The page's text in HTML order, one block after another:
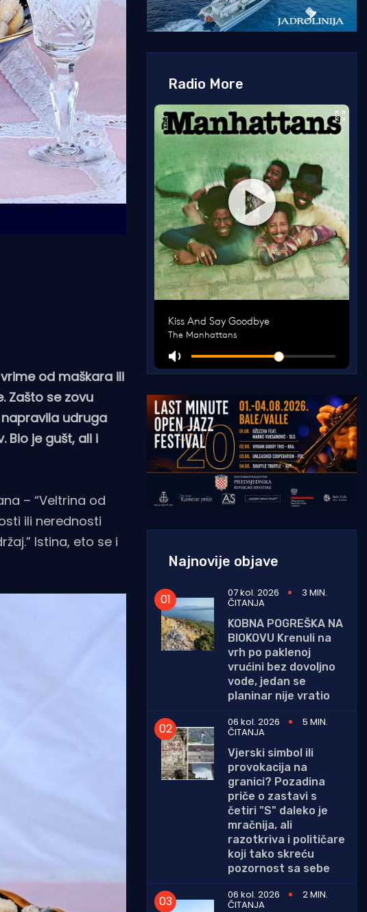
od maškara ili
Zašto se zovu
napravila udruga
Bio je gušt, ali i
– “Veltrina od
ili nerednosti
Istina, eto se i
Radio More
Najnovije objave
07 kol. 2026 3 MIN.
ČITANJA
KOBNA POGREŠKA NA
BIOKOVU Krenuli na
vrh po paklenoj
vrućini bez dovoljno
vode, jedan se
planinar nije vratio
06 kol. 2026
5 MIN.
ČITANJA
Vjerski simbol ili
provokacija na
granici? Pozadina
priče o zastavi s
četiri "S" daleko je
mračnija, ali
razotkriva i političare
koji tako skreću
pozornost sa sebe
06 kol. 2026
2 MIN.
ČITANJA